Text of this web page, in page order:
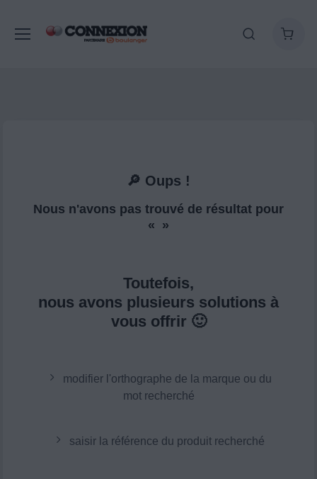
🔎 Oups !
Nous n'avons pas trouvé de résultat pour
« »
Toutefois,
nous avons plusieurs solutions à
vous offrir 🙂
modifier l'orthographe de la marque ou du
mot recherché
saisir la référence du produit recherché